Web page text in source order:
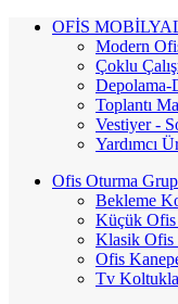
OFİS
Modern
Çoklu
Depolama-
Toplantı
Vestiyer -
Yardımcı
Ofis Oturma
Bekleme
Küçük Ofis
Klasik Ofis
Ofis
Tv